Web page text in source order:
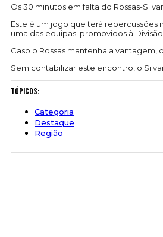
Os 30 minutos em falta do Rossas-
Este é um jogo que terá repercussões
uma das equipas promovidos à
Caso o Rossas mantenha a
Sem contabilizar este encontro, o
Tópicos:
Categoria
Destaque
Região